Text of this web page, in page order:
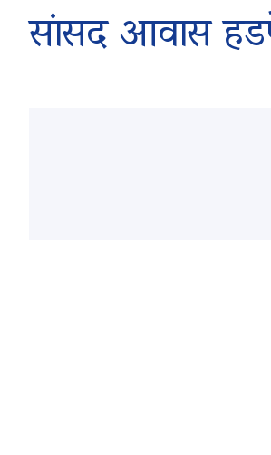
सांसद आवास